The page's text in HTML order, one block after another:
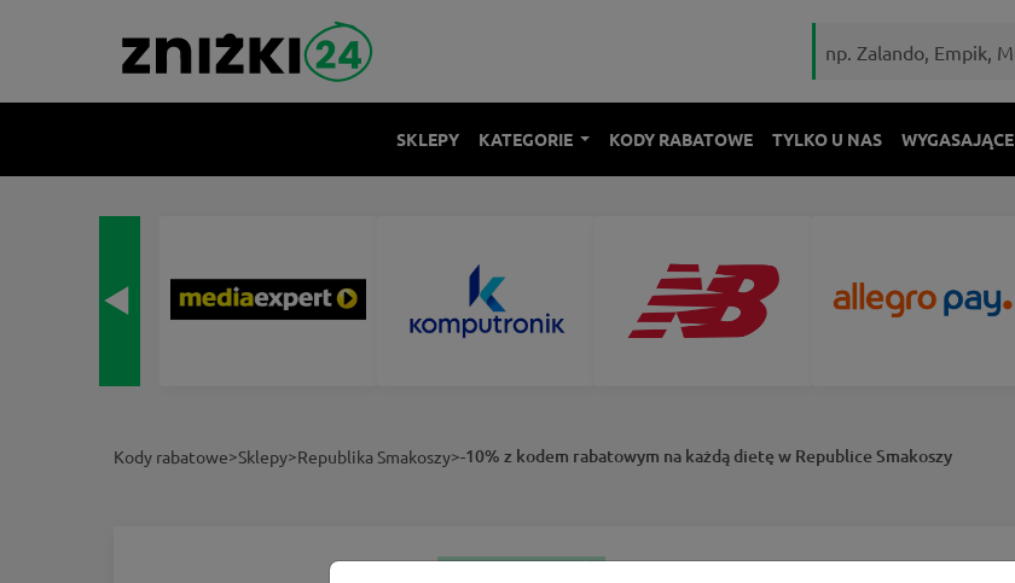
SKLEPY KATEGORIE KODY RABATOWE TYLKO U NAS WYGASAJĄCE
Kody rabatowe>Sklepy>Republika Smakoszy>-10% z kodem rabatowym na każdą dietę w Republice Smakoszy
ZIMOWE WYPRZEDAŻE